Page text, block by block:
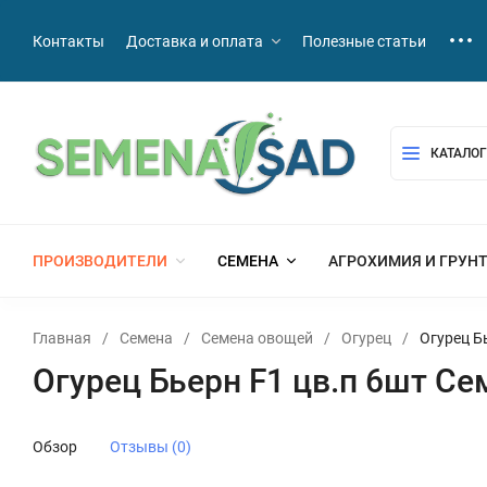
Контакты Доставка и оплата Полезные статьи
ПРОИЗВОДИТЕЛИ СЕМЕНА АГРОХИМИЯ И
Главная / Семена / Семена овощей / Огурец / Огурец
Огурец Бьерн F1 цв.п 6шт
Обзор Отзывы (0)